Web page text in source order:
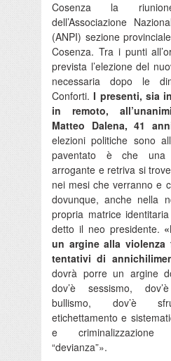
Cosenza la
dell’Associazione
(ANPI) sezione
Cosenza. Tra i punti
prevista l’elezione del
necessaria dopo le
Conforti.I presenti, sia
in remoto,
Matteo Dalena, 41
elezioni politiche sono
paventato è che
arrogante e retriva si
nei mesi che verranno e
dovunque, anche nella
propria matrice
detto il neo presidente.
un argine alla violenza
tentativi di
dovrà porre un argine
dov’è sessismo,
bullismo, dov’è
etichettamento e
e criminalizzazione
“devianza”».